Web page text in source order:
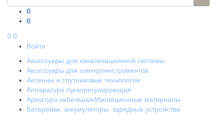
0
0
0 0
Войти
Аксессуары для канализационной системы
Аксессуары для электроинструментов
Антенны и спутниковые технологии
Аппаратура пускорегулирующая
Арматура кабельная/Изоляционные материалы
Батарейки, аккумуляторы, зарядные устройства